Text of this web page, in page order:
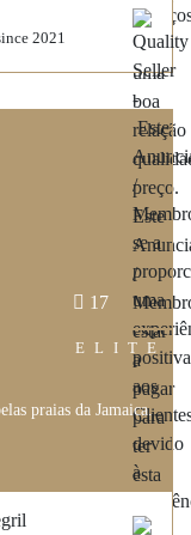
2021
17
praias da Jamaica.
ELITE